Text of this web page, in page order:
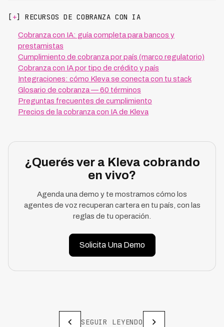
[+] RECURSOS DE COBRANZA CON IA
Cobranza con IA: guía completa para bancos y
prestamistas
Cumplimiento de cobranza por país (marco regulatorio)
Cobranza con IA por tipo de crédito y país
Integraciones: cómo Kleva se conecta con tu stack
Glosario de cobranza — 60 términos
Preguntas frecuentes de cumplimiento
Precios de la cobranza con IA de Kleva
¿Querés ver a Kleva cobrando
en vivo?
Agenda una demo y te mostramos cómo los
agentes de voz recuperan cartera en tu país, con las
reglas de tu operación.
Solicita Una Demo
SEGUIR LEYENDO